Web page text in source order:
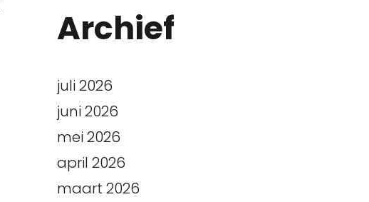
Archief
juli 2026
juni 2026
mei 2026
april 2026
maart 2026